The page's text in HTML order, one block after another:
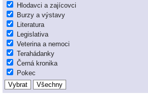
Hlodavci a zajícovci
Burzy a výstavy
Literatura
Legislativa
Veterina a nemoci
Terahádanky
Černá kronika
Pokec